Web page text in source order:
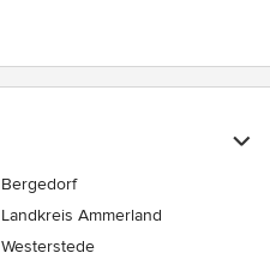
Bergedorf
Landkreis Ammerland
Westerstede